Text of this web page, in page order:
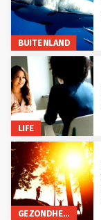
BUITENLAND
LIFE
GEZONDHEID